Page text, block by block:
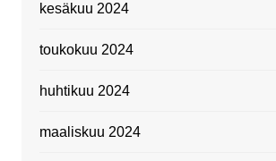
kesäkuu 2024
toukokuu 2024
huhtikuu 2024
maaliskuu 2024